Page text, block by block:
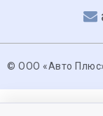
© ООО «Авто